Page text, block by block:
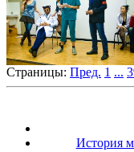
Страницы: Пред. 1 ...
История